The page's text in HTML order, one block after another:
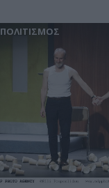
ΠΟΛΙΤΙΣΜΟΣ